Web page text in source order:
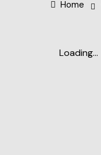
Home
Loading...